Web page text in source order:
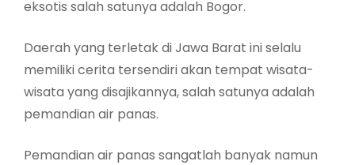
eksotis salah satunya adalah Bogor.
Daerah yang terletak di Jawa Barat ini selalu
memiliki cerita tersendiri akan tempat wisata-
wisata yang disajikannya, salah satunya adalah
pemandian air panas.
Pemandian air panas sangatlah banyak namun